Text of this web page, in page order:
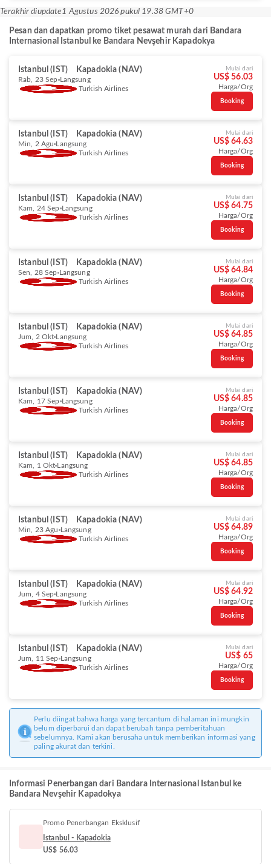
Terakhir diupdate1 Agustus 2026 pukul 19.38 GMT+0
Pesan dan dapatkan promo tiket pesawat murah dari Bandara
Internasional Istanbul ke Bandara Nevşehir Kapadokya
Istanbul (IST) Kapadokia (NAV)
Rab, 23 Sep Langsung
Turkish Airlines
Mulai dari
US$ 56.03
Harga/Org
Booking
Istanbul (IST) Kapadokia (NAV)
Min, 2 Agu Langsung
Turkish Airlines
Mulai dari
US$ 64.63
Harga/Org
Booking
Istanbul (IST) Kapadokia (NAV)
Kam, 24 Sep Langsung
Turkish Airlines
Mulai dari
US$ 64.75
Harga/Org
Booking
Istanbul (IST) Kapadokia (NAV)
Sen, 28 Sep Langsung
Turkish Airlines
Mulai dari
US$ 64.84
Harga/Org
Booking
Istanbul (IST) Kapadokia (NAV)
Jum, 2 Okt Langsung
Turkish Airlines
Mulai dari
US$ 64.85
Harga/Org
Booking
Istanbul (IST) Kapadokia (NAV)
Kam, 17 Sep Langsung
Turkish Airlines
Mulai dari
US$ 64.85
Harga/Org
Booking
Istanbul (IST) Kapadokia (NAV)
Kam, 1 Okt Langsung
Turkish Airlines
Mulai dari
US$ 64.85
Harga/Org
Booking
Istanbul (IST) Kapadokia (NAV)
Min, 23 Agu Langsung
Turkish Airlines
Mulai dari
US$ 64.89
Harga/Org
Booking
Istanbul (IST) Kapadokia (NAV)
Jum, 4 Sep Langsung
Turkish Airlines
Mulai dari
US$ 64.92
Harga/Org
Booking
Istanbul (IST) Kapadokia (NAV)
Jum, 11 Sep Langsung
Turkish Airlines
Mulai dari
US$ 65
Harga/Org
Booking
Perlu diingat bahwa harga yang tercantum di halaman ini mungkin
belum diperbarui dan dapat berubah tanpa pemberitahuan
sebelumnya. Kami akan berusaha untuk memberikan informasi yang
paling akurat dan terkini.
Informasi Penerbangan dari Bandara Internasional Istanbul ke
Bandara Nevşehir Kapadokya
Promo Penerbangan Eksklusif
Istanbul - Kapadokia
US$ 56.03